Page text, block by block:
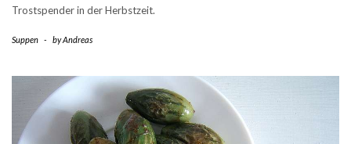
Trostspender in der Herbstzeit.
Suppen - byAndreas